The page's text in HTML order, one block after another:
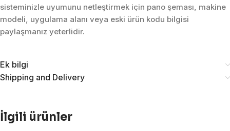
sisteminizle uyumunu netleştirmek için pano şeması, makine
modeli, uygulama alanı veya eski ürün kodu bilgisi
paylaşmanız yeterlidir.
Ek bilgi
Shipping and Delivery
İlgili ürünler